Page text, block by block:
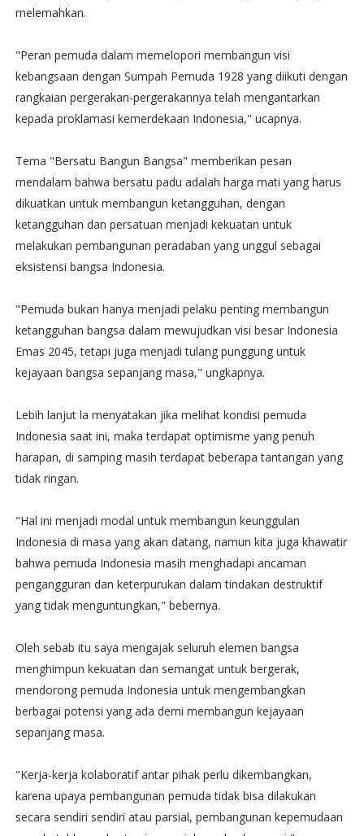
melemahkan.
"Peran pemuda dalam memelopori membangun visi
kebangsaan dengan Sumpah Pemuda 1928 yang diikuti dengan
rangkaian pergerakan-pergerakannya telah mengantarkan
kepada proklamasi kemerdekaan Indonesia," ucapnya.
Tema "Bersatu Bangun Bangsa" memberikan pesan
mendalam bahwa bersatu padu adalah harga mati yang harus
dikuatkan untuk membangun ketangguhan, dengan
ketangguhan dan persatuan menjadi kekuatan untuk
melakukan pembangunan peradaban yang unggul sebagai
eksistensi bangsa Indonesia.
"Pemuda bukan hanya menjadi pelaku penting membangun
ketangguhan bangsa dalam mewujudkan visi besar Indonesia
Emas 2045, tetapi juga menjadi tulang punggung untuk
kejayaan bangsa sepanjang masa," ungkapnya.
Lebih lanjut la menyatakan jika melihat kondisi pemuda
Indonesia saat ini, maka terdapat optimisme yang penuh
harapan, di samping masih terdapat beberapa tantangan yang
tidak ringan.
"Hal ini menjadi modal untuk membangun keunggulan
Indonesia di masa yang akan datang, namun kita juga khawatir
bahwa pemuda Indonesia masih menghadapi ancaman
pengangguran dan keterpurukan dalam tindakan destruktif
yang tidak menguntungkan," bebernya.
Oleh sebab itu saya mengajak seluruh elemen bangsa
menghimpun kekuatan dan semangat untuk bergerak,
mendorong pemuda Indonesia untuk mengembangkan
berbagai potensi yang ada demi membangun kejayaan
sepanjang masa.
"Kerja-kerja kolaboratif antar pihak perlu dikembangkan,
karena upaya pembangunan pemuda tidak bisa dilakukan
secara sendiri sendiri atau parsial, pembangunan kepemudaan